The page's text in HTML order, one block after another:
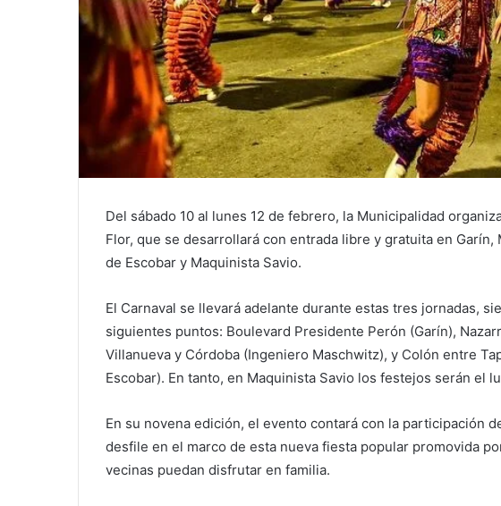
Del sábado 10 al lunes 12 de febrero, la Municipalidad
Flor, que se desarrollará con entrada libre y gratuita en
de Escobar y Maquinista Savio.
El Carnaval se llevará adelante durante estas tres jornadas,
siguientes puntos: Boulevard Presidente Perón (Garín),
Villanueva y Córdoba (Ingeniero Maschwitz), y Colón entre
Escobar). En tanto, en Maquinista Savio los festejos serán el
En su novena edición, el evento contará con la participación
desfile en el marco de esta nueva fiesta popular promovida
vecinas puedan disfrutar en familia.